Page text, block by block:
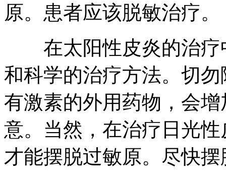
原。患者应该脱敏治疗。
在太阳性皮炎的治疗
和科学的治疗方法。切
有激素的外用药物，会
意。当然，在治疗日光
才能摆脱过敏原。尽快